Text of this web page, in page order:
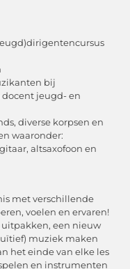
bij
jeugd- en
diverse korpsen en
waaronder:
altsaxofoon en
met verschillende
voelen en ervaren!
uitpakken, een nieuw
muziek maken
het einde van elke les
en instrumenten